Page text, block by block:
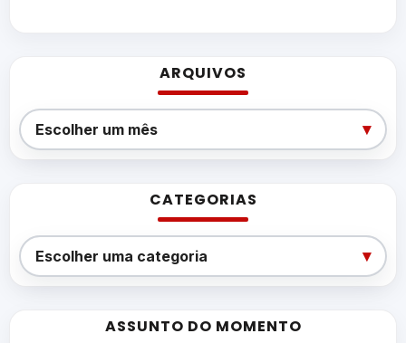
ARQUIVOS
Arquivos
Escolher um mês ▾
CATEGORIAS
Categorias
Escolher uma categoria ▾
ASSUNTO DO MOMENTO